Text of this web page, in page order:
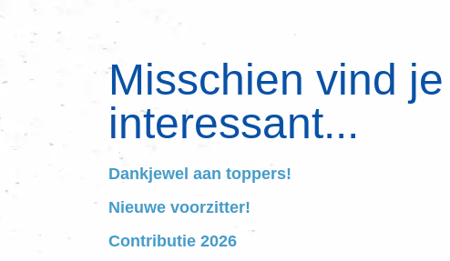
Misschien vind
interessant...
Dankjewel aan toppers!
Nieuwe voorzitter!
Contributie 2026